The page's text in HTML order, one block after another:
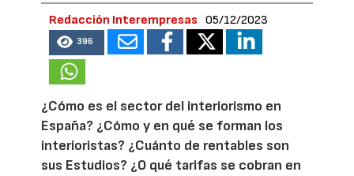
Redacción Interempresas 05/12/2023
396
¿Cómo es el sector del interiorismo en
España? ¿Cómo y en qué se forman los
interioristas? ¿Cuánto de rentables son
sus Estudios? ¿O qué tarifas se cobran en